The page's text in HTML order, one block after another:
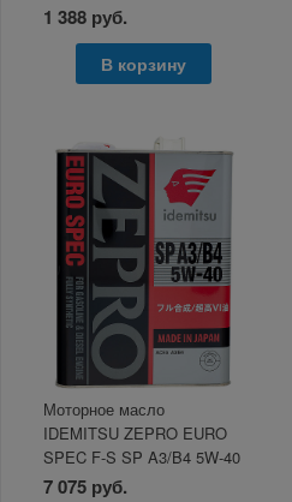
1 388 руб.
В корзину
Моторное масло
IDEMITSU ZEPRO EURO
SPEC F-S SP A3/B4 5W-40
4л
7 075 руб.